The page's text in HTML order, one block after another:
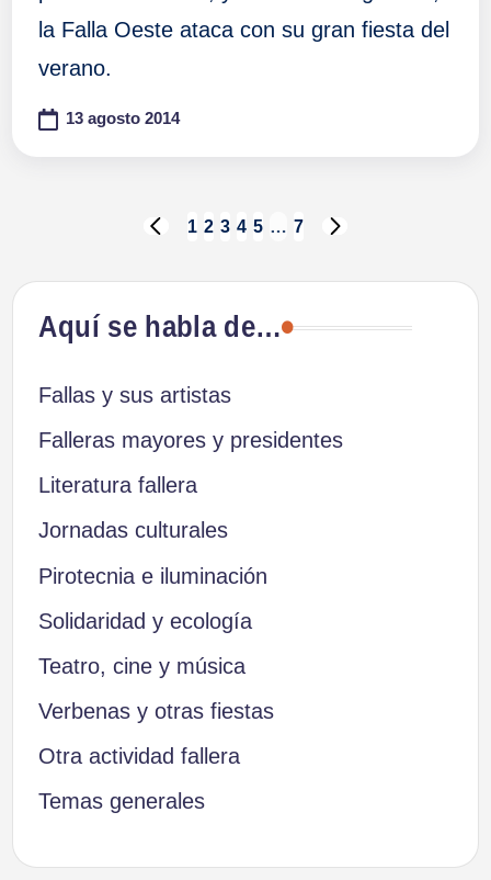
la Falla Oeste ataca con su gran fiesta del
verano.
13 agosto 2014
Paginación
de
entradas
PÁGINA
1 2 3 4 5 … 7
Aquí se habla de…
Fallas y sus artistas
Falleras mayores y presidentes
Literatura fallera
Jornadas culturales
Pirotecnia e iluminación
Solidaridad y ecología
Teatro, cine y música
Verbenas y otras fiestas
Otra actividad fallera
Temas generales